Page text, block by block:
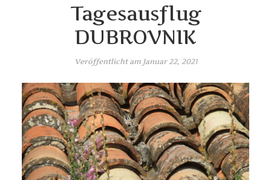
Tagesausflug
DUBROVNIK
Veröffentlicht am Januar 22, 2021